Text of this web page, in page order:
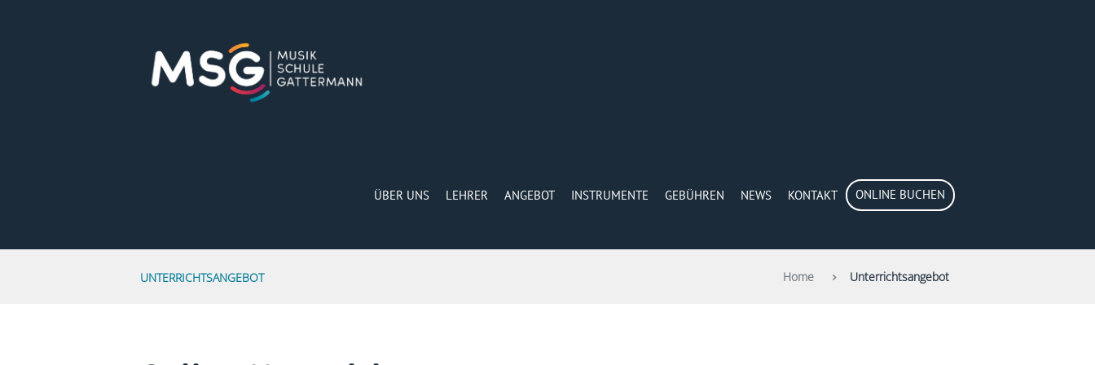
ÜBER UNS LEHRER ANGEBOT INSTRUMENTE GEBÜHREN NEWS KONTAKT ONLINE BUCHEN
UNTERRICHTSANGEBOT Home Unterrichtsangebot